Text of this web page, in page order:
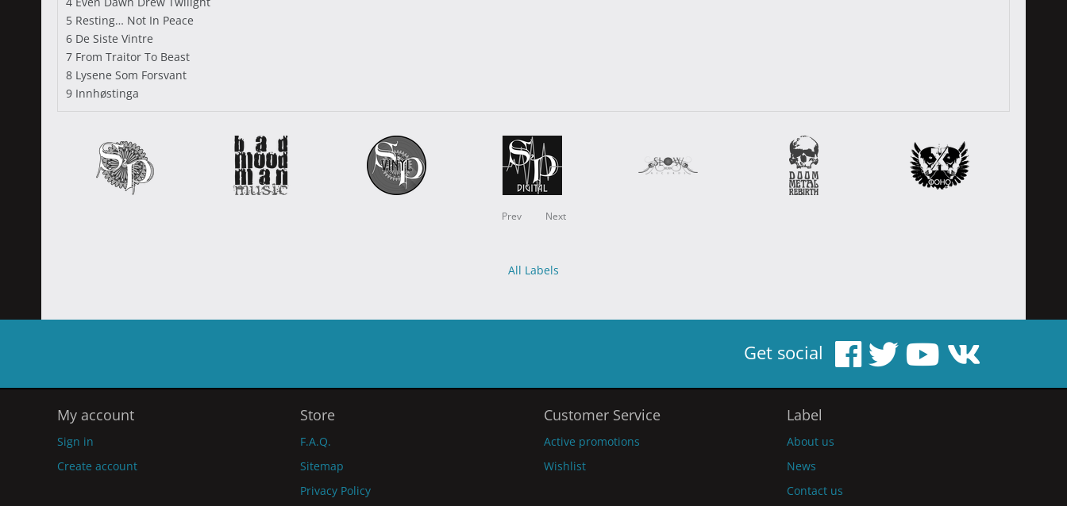
5 Resting… Not In Peace
6 De Siste Vintre
7 From Traitor To Beast
8 Lysene Som Forsvant
9 Innhøstinga
Prev Next
All Labels
Get social
My account
Sign in
Create account
Store
F.A.Q.
Sitemap
Privacy Policy
Customer Service
Active promotions
Wishlist
Label
About us
News
Contact us